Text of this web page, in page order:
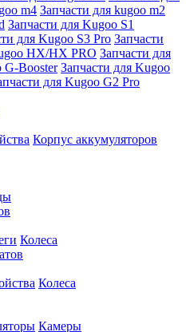
m4 Запчасти для kugoo m2
Запчасти для Kugoo S1
для Kugoo S3 Pro Запчасти
HX/HX PRO Запчасти для
G-Booster Запчасти для Kugoo
для Kugoo G2 Pro
Корпус аккумуляторов
Колеса
Колеса
Камеры